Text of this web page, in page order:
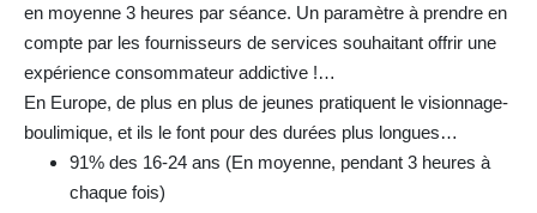
en moyenne 3 heures par séance. Un paramètre à prendre en
compte par les fournisseurs de services souhaitant offrir une
expérience consommateur addictive !…
En Europe, de plus en plus de jeunes pratiquent le visionnage-
boulimique, et ils le font pour des durées plus longues…
91% des 16-24 ans (En moyenne, pendant 3 heures à
chaque fois)